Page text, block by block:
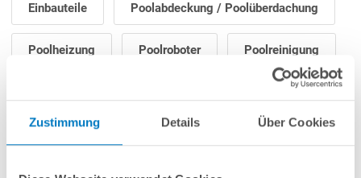
Zustimmung Details Über Cookies
Einbauteile Poolabdeckung / Poolüberdachung
Poolheizung Poolroboter Poolreinigung